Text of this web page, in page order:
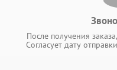
После получения
Согласует дату